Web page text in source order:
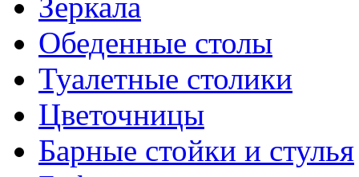
Обеденные столы
Туалетные столики
Цветочницы
Барные стойки и стулья